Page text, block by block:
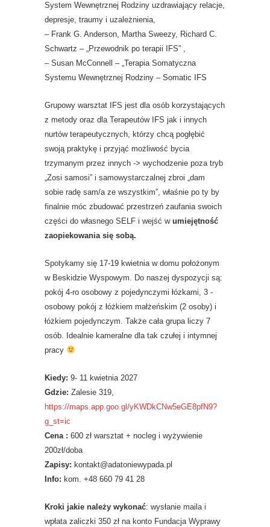
System Wewnętrznej Rodziny uzdrawiający relacje,
depresje, traumy i uzależnienia,
– Frank G. Anderson, Martha Sweezy, Richard C.
Schwartz – „Przewodnik po terapii IFS” ,
– Susan McConnell – „Terapia Somatyczna
Systemu Wewnętrznej Rodziny – Somatic IFS
Grupowy warsztat IFS jest dla osób korzystających
z metody oraz dla Terapeutów IFS jak i innych
nurtów terapeutycznych, którzy chcą pogłębić
swoją praktykę i przyjąć możliwość bycia
trzymanym przez innych -> wychodzenie poza tryb
„Zosi samosi” i samowystarczalnej zbroi „dam
sobie radę sam/a ze wszystkim”, właśnie po ty by
finalnie móc zbudować przestrzeń zaufania swoich
części do własnego SELF i wejść w umiejętność
zaopiekowania się sobą.
Spotykamy się 17-19 kwietnia w domu położonym
w Beskidzie Wyspowym. Do naszej dyspozycji są:
pokój 4-ro osobowy z pojedynczymi łózkami, 3 -
osobowy pokój z łóżkiem małżeńskim (2 osoby) i
łóżkiem pojedynczym. Także cała grupa liczy 7
osób. Idealnie kameralne dla tak czułej i intymnej
pracy
Kiedy: 9- 11 kwietnia 2027
Gdzie: Zalesie 319,
https://maps.app.goo.gl/yKWDkCNw5eGE8pfN9?
g_st=ic
Cena : 600 zł warsztat + nocleg i wyżywienie
200zł/doba
Zapisy: kontakt@adatoniewypada.pl
Info: kom. +48 660 79 41 28
Kroki jakie należy wykonać: wysłanie maila i
wpłata zaliczki 350 zł na konto Fundacja Wyprawy